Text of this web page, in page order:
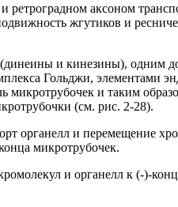
аксоном
жгутиков и
и кинезины), одним
Гольджи, элементами
и таким
(см. рис. 2-28).
органелл и перемещение
микротрубочек.
и органелл к (-)-